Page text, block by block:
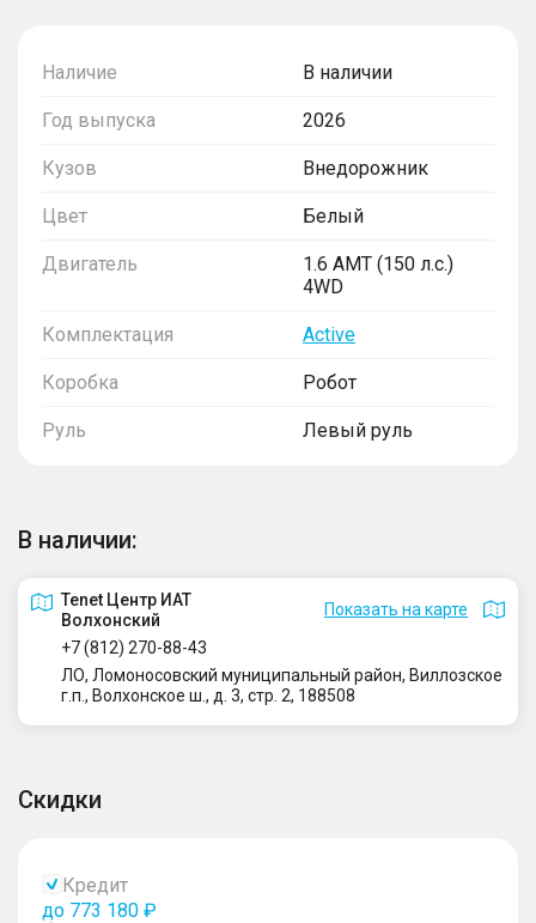
Наличие В наличии
Год выпуска 2026
Кузов Внедорожник
Цвет Белый
Двигатель
1.6 AMT (150 л.с.)
4WD
Комплектация Active
Коробка Робот
Руль Левый руль
В наличии:
Tenet Центр ИАТ
Волхонский
Показать на карте
+7 (812) 270-88-43
ЛО, Ломоносовский муниципальный район, Виллозское
г.п., Волхонское ш., д. 3, стр. 2, 188508
Скидки
Кредит
до 773 180 ₽